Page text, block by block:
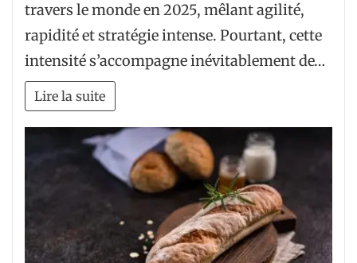
travers le monde en 2025, mêlant agilité,
rapidité et stratégie intense. Pourtant, cette
intensité s’accompagne inévitablement de…
Lire la suite